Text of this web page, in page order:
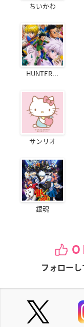
ちいかわ
HUNTER...
サンリオ
銀魂
フォローし